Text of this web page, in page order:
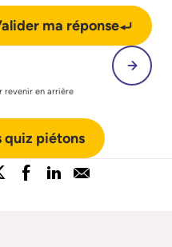
ma réponse
revenir en arrière
quiz piétons
l'article sur twitter
externe
Partager l'article sur facebook
lien externe
Partager l'article sur
lien externe
Partager l'article
lien externe